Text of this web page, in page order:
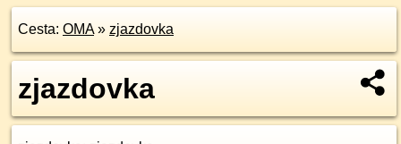
Cesta: OMA» zjazdovka
zjazdovka